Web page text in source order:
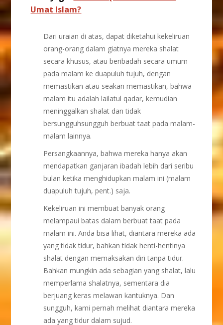
Umat Islam?
Dari uraian di atas, dapat diketahui kekeliruan
orang-orang dalam giatnya mereka shalat
secara khusus, atau beribadah secara umum
pada malam ke duapuluh tujuh, dengan
memastikan atau seakan memastikan, bahwa
malam itu adalah lailatul qadar, kemudian
meninggalkan shalat dan tidak
bersungguhsungguh berbuat taat pada malam-
malam lainnya.
Persangkaannya, bahwa mereka hanya akan
mendapatkan ganjaran ibadah lebih dari seribu
bulan ketika menghidupkan malam ini (malam
duapuluh tujuh, pent.) saja.
Kekeliruan ini membuat banyak orang
melampaui batas dalam berbuat taat pada
malam ini. Anda bisa lihat, diantara mereka ada
yang tidak tidur, bahkan tidak henti-hentinya
shalat dengan memaksakan diri tanpa tidur.
Bahkan mungkin ada sebagian yang shalat, lalu
memperlama shalatnya, sementara dia
berjuang keras melawan kantuknya. Dan
sungguh, kami pernah melihat diantara mereka
ada yang tidur dalam sujud.